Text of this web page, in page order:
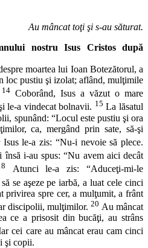
Au mâncat toţi şi s-au săturat.
nostru Isus Cristos după
moartea lui Ioan Botezătorul, a
loc pustiu şi izolat; aflând, mulţimile
14 Coborând, Isus a văzut o mare
le-a vindecat bolnavii. 15 La lăsatul
spunând: “Locul este pustiu şi ora
ca, mergând prin sate, să-şi
Isus le-a zis: “Nu-i nevoie să plece.
însă i-au spus: “Nu avem aici decât
Atunci le-a zis: “Aduceţi-mi-le
se aşeze pe iarbă, a luat cele cinci
privirea spre cer, a mulţumit, a frânt
discipolii, mulţimilor. 20 Au mâncat
ce a prisosit din bucăţi, au strâns
cei care au mâncat erau cam cinci
şi copii.